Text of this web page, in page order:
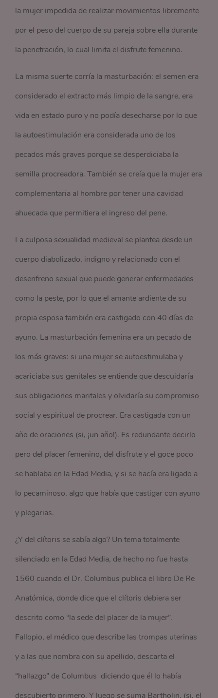
la mujer impedida de realizar movimientos libremente
por el peso del cuerpo de su pareja sobre ella durante
la penetración, lo cual limita el disfrute femenino.
La misma suerte corría la masturbación: el semen era
considerado el extracto más limpio de la sangre, era
vida en estado puro y no podía desecharse por lo que
la autoestimulación era considerada uno de los
pecados más graves porque se desperdiciaba la
semilla procreadora. También se creía que la mujer era
complementaria al hombre por tener una cavidad
ahuecada que permitiera el ingreso del pene.
La culposa sexualidad medieval se plantea desde un
cuerpo diabolizado, indigno y relacionado con el
desenfreno sexual que puede generar enfermedades
como la peste, por lo que el amante ardiente de su
propia esposa también era castigado con 40 días de
ayuno. La masturbación femenina era un pecado de
los más graves: si una mujer se autoestimulaba y
acariciaba sus genitales se entiende que descuidaría
sus obligaciones maritales y olvidaría su compromiso
social y espiritual de procrear. Era castigada con un
año de oraciones (si, ¡un año!). Es redundante decirlo
pero del placer femenino, del disfrute y el goce poco
se hablaba en la Edad Media, y si se hacía era ligado a
lo pecaminoso, algo que había que castigar con ayuno
y plegarias.
¿Y del clítoris se sabía algo? Un tema totalmente
silenciado en la Edad Media, de hecho no fue hasta
1560 cuando el Dr. Columbus publica el libro De Re
Anatómica, donde dice que el clítoris debiera ser
descrito como “la sede del placer de la mujer”.
Fallopio, el médico que describe las trompas uterinas
y a las que nombra con su apellido, descarta el
“hallazgo” de Columbus diciendo que él lo había
descubierto primero. Y luego se suma Bartholin, (si, el